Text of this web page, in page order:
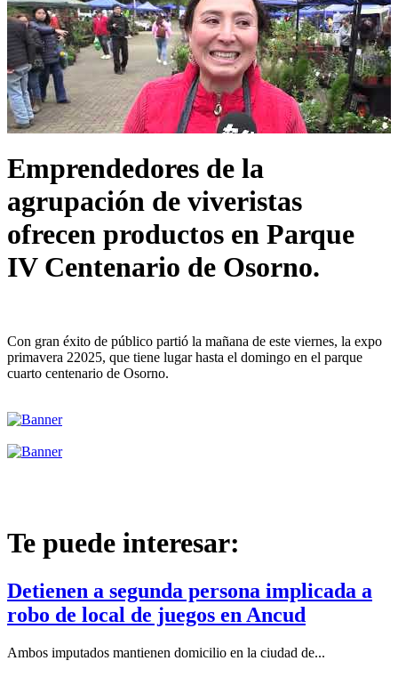
Emprendedores de la
agrupación de viveristas
ofrecen productos en Parque
IV Centenario de Osorno.
Con gran éxito de público partió la mañana de este viernes, la expo
primavera 22025, que tiene lugar hasta el domingo en el parque
cuarto centenario de Osorno.
Te puede interesar:
Detienen a segunda persona implicada a
robo de local de juegos en Ancud
Ambos imputados mantienen domicilio en la ciudad de...